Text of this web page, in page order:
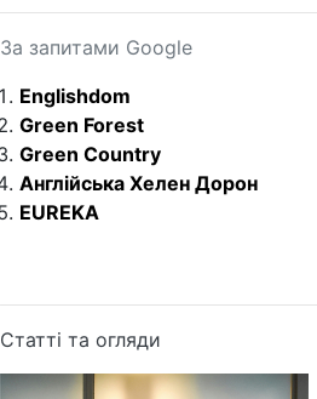
За запитами Google
Englishdom
Green Forest
Green Country
Англійська Хелен Дорон
EUREKA
Статті та огляди